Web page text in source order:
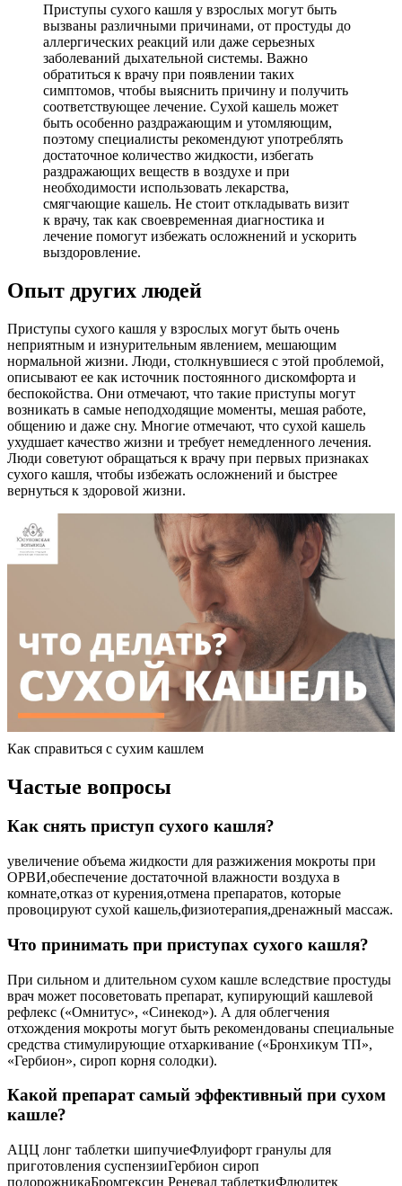
Приступы сухого кашля у взрослых могут быть
вызваны различными причинами, от простуды до
аллергических реакций или даже серьезных
заболеваний дыхательной системы. Важно
обратиться к врачу при появлении таких
симптомов, чтобы выяснить причину и получить
соответствующее лечение. Сухой кашель может
быть особенно раздражающим и утомляющим,
поэтому специалисты рекомендуют употреблять
достаточное количество жидкости, избегать
раздражающих веществ в воздухе и при
необходимости использовать лекарства,
смягчающие кашель. Не стоит откладывать визит
к врачу, так как своевременная диагностика и
лечение помогут избежать осложнений и ускорить
выздоровление.
Опыт других людей
Приступы сухого кашля у взрослых могут быть очень
неприятным и изнурительным явлением, мешающим
нормальной жизни. Люди, столкнувшиеся с этой проблемой,
описывают ее как источник постоянного дискомфорта и
беспокойства. Они отмечают, что такие приступы могут
возникать в самые неподходящие моменты, мешая работе,
общению и даже сну. Многие отмечают, что сухой кашель
ухудшает качество жизни и требует немедленного лечения.
Люди советуют обращаться к врачу при первых признаках
сухого кашля, чтобы избежать осложнений и быстрее
вернуться к здоровой жизни.
Как справиться с сухим кашлем
Частые вопросы
Как снять приступ сухого кашля?
увеличение объема жидкости для разжижения мокроты при
ОРВИ,обеспечение достаточной влажности воздуха в
комнате,отказ от курения,отмена препаратов, которые
провоцируют сухой кашель,физиотерапия,дренажный массаж.
Что принимать при приступах сухого кашля?
При сильном и длительном сухом кашле вследствие простуды
врач может посоветовать препарат, купирующий кашлевой
рефлекс («Омнитус», «Синекод»). А для облегчения
отхождения мокроты могут быть рекомендованы специальные
средства стимулирующие отхаркивание («Бронхикум ТП»,
«Гербион», сироп корня солодки).
Какой препарат самый эффективный при сухом
кашле?
АЦЦ лонг таблетки шипучиеФлуифорт гранулы для
приготовления суспензииГербион сироп
подорожникаБромгексин Реневал таблеткиФлюдитек